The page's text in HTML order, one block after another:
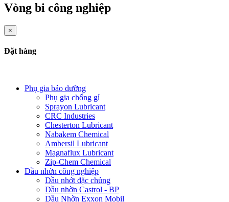
Vòng bi công nghiệp
×
Đặt hàng
Phụ gia bảo dưỡng
Phụ gia chống gỉ
Sprayon Lubricant
CRC Industries
Chesterton Lubricant
Nabakem Chemical
Ambersil Lubricant
Magnaflux Lubricant
Zip-Chem Chemical
Dầu nhờn công nghiệp
Dầu nhớt đặc chủng
Dầu nhờn Castrol - BP
Dầu Nhờn Exxon Mobil